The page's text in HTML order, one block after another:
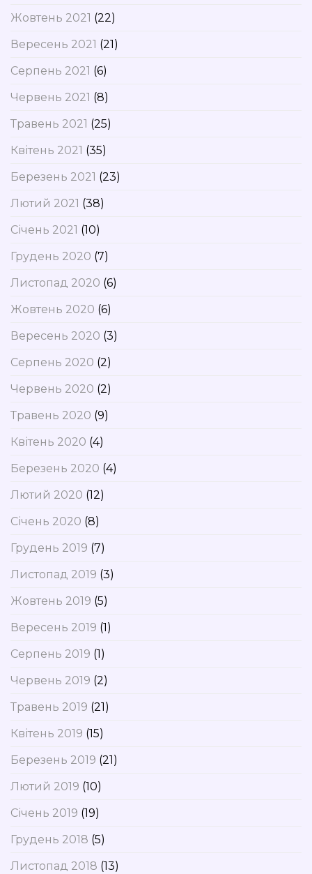
Жовтень 2021 (22)
Вересень 2021 (21)
Серпень 2021 (6)
Червень 2021 (8)
Травень 2021 (25)
Квітень 2021 (35)
Березень 2021 (23)
Лютий 2021 (38)
Січень 2021 (10)
Грудень 2020 (7)
Листопад 2020 (6)
Жовтень 2020 (6)
Вересень 2020 (3)
Серпень 2020 (2)
Червень 2020 (2)
Травень 2020 (9)
Квітень 2020 (4)
Березень 2020 (4)
Лютий 2020 (12)
Січень 2020 (8)
Грудень 2019 (7)
Листопад 2019 (3)
Жовтень 2019 (5)
Вересень 2019 (1)
Серпень 2019 (1)
Червень 2019 (2)
Травень 2019 (21)
Квітень 2019 (15)
Березень 2019 (21)
Лютий 2019 (10)
Січень 2019 (19)
Грудень 2018 (5)
Листопад 2018 (13)